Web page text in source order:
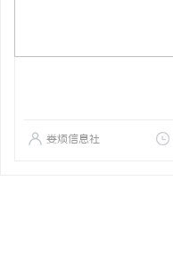
娄烦信息社